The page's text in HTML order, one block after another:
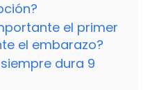
el primer
el embarazo?
dura 9